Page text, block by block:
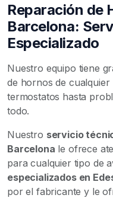
Reparación de
Barcelona:
Especializado
Nuestro equipo tiene
de hornos de cualquier
termostatos hasta
todo.
Nuestro servicio
Barcelona le ofrece
para cualquier tipo de
especializados en
por el fabricante y le